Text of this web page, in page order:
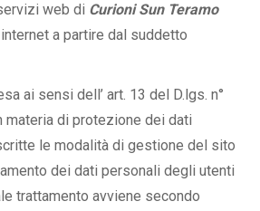
web di Curioni Sun Teramo
a partire dal suddetto
ai sensi dell’ art. 13 del D.lgs. n°
materia di protezione dei dati
le modalità di gestione del sito
dei dati personali degli utenti
trattamento avviene secondo